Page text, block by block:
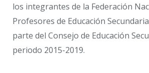
los integrantes de la Federación
Profesores de Educación
parte del Consejo de Educación
periodo 2015-2019.